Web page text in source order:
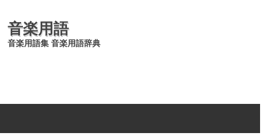
音楽用語
音楽用語集 音楽用語辞典